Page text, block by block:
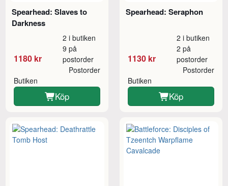
Spearhead: Slaves to
Darkness
1180 kr
2 i butiken
9 på
postorder
Butiken
Postorder
Köp
Spearhead: Seraphon
1130 kr
2 i butiken
2 på
postorder
Butiken
Postorder
Köp